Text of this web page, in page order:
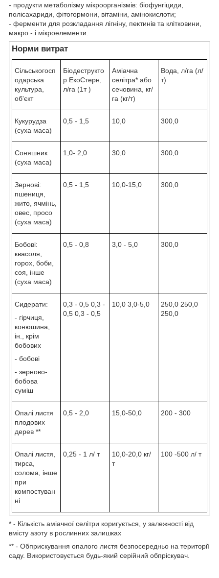
- продукти метаболізму мікроорганізмів: біофунгіциди,
полісахариди, фітогормони, вітаміни, амінокислоти;
- ферменти для розкладання лігніну, пектинів та клітковини,
макро - і мікроелементи.
Норми витрат
Сільськогосп
одарська
культура,
об'єкт
Біодеструкто
р ЕкоСтерн,
л/га (1т )
Аміачна
селітра* або
сечовина, кг/
га (кг/т)
Вода, л/га (л/
т)
Кукурудза
(суха маса)
0,5 - 1,5 10,0 300,0
Соняшник
(суха маса)
1,0- 2,0 30,0 300,0
Зернові:
пшениця,
жито, ячмінь,
овес, просо
(суха маса)
0,5 - 1,5 10,0-15,0 300,0
Бобові:
квасоля,
горох, боби,
соя, інше
(суха маса)
0,5 - 0,8 3,0 - 5,0 300,0
Сидерати:
- гірчиця,
конюшина,
ін., крім
бобових
- бобові
- зерново-
бобова
суміш
0,3 - 0,5 0,3 -
0,5 0,3 - 0,5
10,0 3,0-5,0
250,0 250,0
250,0
Опалі листя
плодових
дерев **
0,5 - 2,0 15,0-50,0 200 - 300
Опалі листя,
тирса,
солома, інше
при
компостуван
ні
0,25 - 1 л/ т
10,0-20,0 кг/
т
100 -500 л/ т
* - Кількість аміачної селітри коригується, у залежності від
вмісту азоту в рослинних залишках
** - Обприскування опалого листя безпосередньо на території
саду. Використовується будь-який серійний обпріскувач.